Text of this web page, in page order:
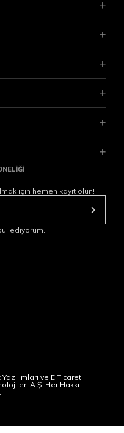
için hemen kayıt olun!
ediyorum.
ve E Ticaret
A.Ş. Her Hakkı